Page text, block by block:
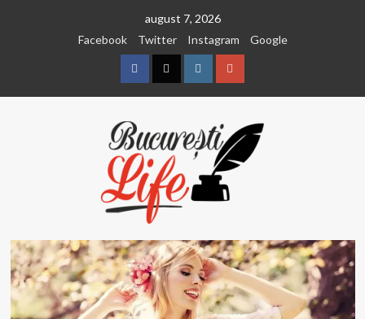
august 7, 2026
Facebook
Twitter Instagram Google
FacebookTwitterInstagramGoogle